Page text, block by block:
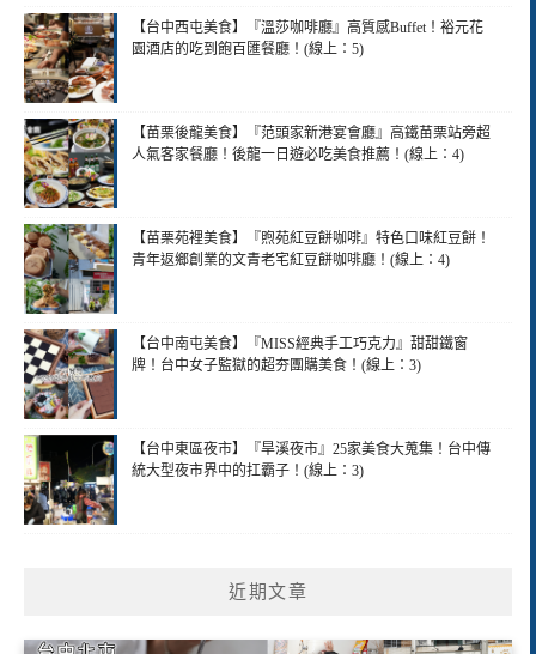
【台中西屯美食】『溫莎咖啡廳』高質感Buffet！裕元花
園酒店的吃到飽百匯餐廳！(線上：5)
【苗栗後龍美食】『范頭家新港宴會廳』高鐵苗栗站旁超
人氣客家餐廳！後龍一日遊必吃美食推薦！(線上：4)
【苗栗苑裡美食】『煦苑紅豆餅咖啡』特色口味紅豆餅！
青年返鄉創業的文青老宅紅豆餅咖啡廳！(線上：4)
【台中南屯美食】『MISS經典手工巧克力』甜甜鐵窗
牌！台中女子監獄的超夯團購美食！(線上：3)
【台中東區夜市】『旱溪夜市』25家美食大蒐集！台中傳
統大型夜市界中的扛霸子！(線上：3)
近期文章